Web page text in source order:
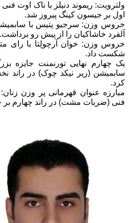
ولترویت: ریموند دنیلز با ناک اوت
اول بر جیسون کینگ پیروز شد.
خروس وزن: سرجیو پتیس با
آلفرد خاشاکیان را از پیش رو برداشت.
خروس وزن: خوان آرچولِتا با رای
شکست داد.
یک چهارم نهایی تورنمنت جایزه
سابمیشن (ریر نیکد چوک) در راند
کرد.
مبارزه عنوان قهرمانی پر وزن
فنی (ضربات مشت) در راند چهارم بر